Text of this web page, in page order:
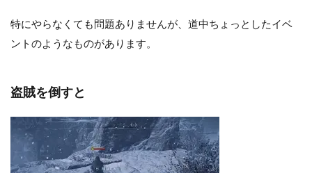
特にやらなくても問題ありませんが、道中ちょっとしたイベ
ントのようなものがあります。
盗賊を倒すと